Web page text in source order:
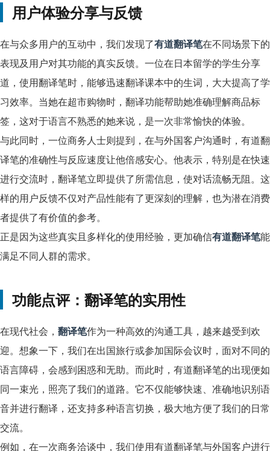
用户体验分享与反馈
在与众多用户的互动中，我们发现了有道翻译笔在不同场景下的
表现及用户对其功能的真实反馈。一位在日本留学的学生分享
道，使用翻译笔时，能够迅速翻译课本中的生词，大大提高了学
习效率。当她在超市购物时，翻译功能帮助她准确理解商品标
签，这对于语言不熟悉的她来说，是一次非常愉快的体验。
与此同时，一位商务人士则提到，在与外国客户沟通时，有道翻
译笔的准确性与反应速度让他倍感安心。他表示，特别是在快速
进行交流时，翻译笔立即提供了所需信息，使对话流畅无阻。这
样的用户反馈不仅对产品性能有了更深刻的理解，也为潜在消费
者提供了有价值的参考。
正是因为这些真实且多样化的使用经验，更加确信有道翻译笔能
满足不同人群的需求。
功能点评：翻译笔的实用性
在现代社会， 翻译笔作为一种高效的沟通工具，越来越受到欢
迎。想象一下，我们在出国旅行或参加国际会议时，面对不同的
语言障碍，会感到困惑和无助。而此时，有道翻译笔的出现便如
同一束光，照亮了我们的道路。它不仅能够快速、准确地识别语
音并进行翻译，还支持多种语言切换，极大地方便了我们的日常
交流。
例如，在一次商务洽谈中，我们使用有道翻译笔与外国客户进行